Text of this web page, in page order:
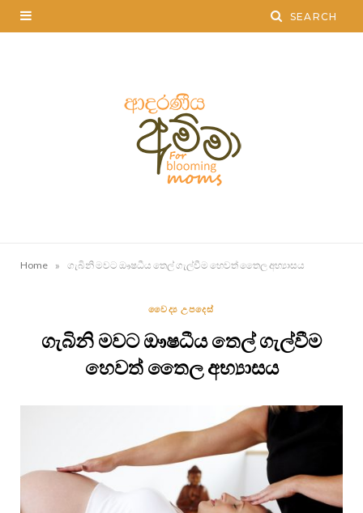
Home » ගැබිනි මවට ඖෂධීය තෙල් ගැල්වීම හෙවත් තෛල අභ්‍යාසය
වෛද්‍ය උපදෙස්
ගැබිනි මවට ඖෂධීය තෙල් ගැල්වීම
හෙවත් තෛල අභ්‍යාසය